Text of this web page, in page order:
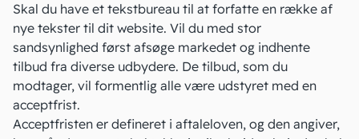
Skal du have et tekstbureau til at forfatte en række af
nye tekster til dit website. Vil du med stor
sandsynlighed først afsøge markedet og indhente
tilbud fra diverse udbydere. De tilbud, som du
modtager, vil formentlig alle være udstyret med en
acceptfrist.
Acceptfristen er defineret i aftaleloven, og den angiver,